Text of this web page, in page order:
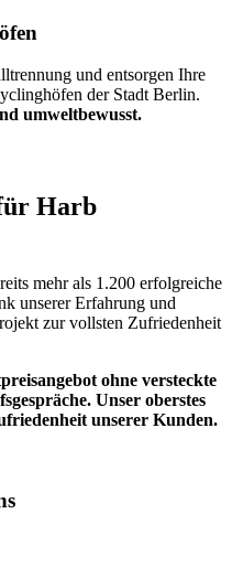
und entsorgen Ihre
der Stadt Berlin.
umweltbewusst.
Harb
mehr als 1.200 erfolgreiche
unserer Erfahrung und
zur vollsten Zufriedenheit
ohne versteckte
Unser oberstes
unserer Kunden.